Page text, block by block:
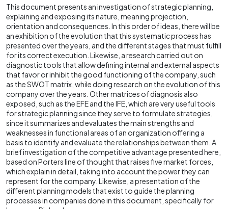
This document presents an investigation of strategic planning,
explaining and exposing its nature, meaning projection,
orientation and consequences. In this order of ideas, there will be
an exhibition of the evolution that this systematic process has
presented over the years, and the different stages that must fulfill
for its correct execution. Likewise, a research carried out on
diagnostic tools that allow defining internal and external aspects
that favor or inhibit the good functioning of the company, such
as the SWOT matrix, while doing research on the evolution of this
company over the years. Other matrices of diagnosis also
exposed, such as the EFE and the IFE, which are very useful tools
for strategic planning since they serve to formulate strategies,
since it summarizes and evaluates the main strengths and
weaknesses in functional areas of an organization offering a
basis to identify and evaluate the relationships between them. A
brief investigation of the competitive advantage presented here,
based on Porters line of thought that raises five market forces,
which explain in detail, taking into account the power they can
represent for the company. Likewise, a presentation of the
different planning models that exist to guide the planning
processes in companies done in this document, specifically for